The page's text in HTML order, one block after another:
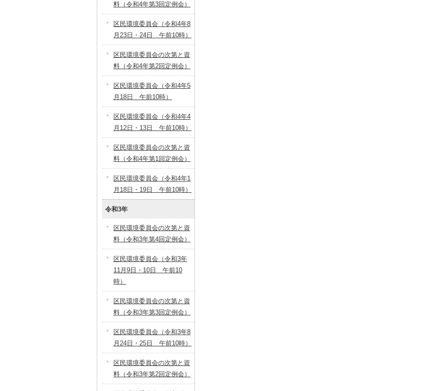
料（令和4年第3回定例会）
区民環境委員会（令和4年8
月23日・24日 午前10時）
区民環境委員会の次第と資
料（令和4年第2回定例会）
区民環境委員会（令和4年5
月18日 午前10時）
区民環境委員会（令和4年4
月12日・13日 午前10時）
区民環境委員会の次第と資
料（令和4年第1回定例会）
区民環境委員会（令和4年1
月18日・19日 午前10時）
令和3年
区民環境委員会の次第と資
料（令和3年第4回定例会）
区民環境委員会（令和3年
11月9日・10日 午前10
時）
区民環境委員会の次第と資
料（令和3年第3回定例会）
区民環境委員会（令和3年8
月24日・25日 午前10時）
区民環境委員会の次第と資
料（令和3年第2回定例会）